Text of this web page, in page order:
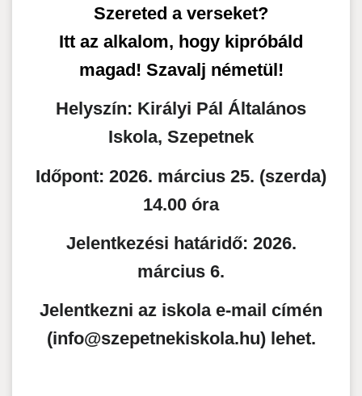
Szereted a verseket?
Itt az alkalom, hogy kipróbáld
magad! Szavalj németül!
Helyszín: Királyi Pál Általános
Iskola, Szepetnek
Időpont: 2026. március 25. (szerda)
14.00 óra
Jelentkezési határidő: 2026.
március 6.
Jelentkezni az iskola e-mail címén
(info@szepetnekiskola.hu) lehet.